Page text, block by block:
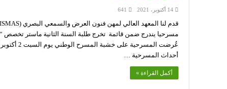
14 أكتوبر، 2021 641
أحداث المسرحية …
أكمل القراءة »